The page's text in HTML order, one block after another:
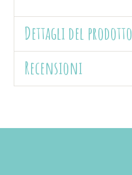
Dettagli del prodotto
Recensioni